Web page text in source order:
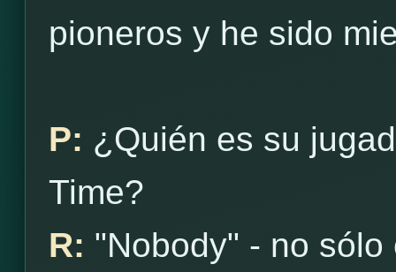
pioneros y he sido
P: ¿Quién es su
Time?
R: "Nobody" - no